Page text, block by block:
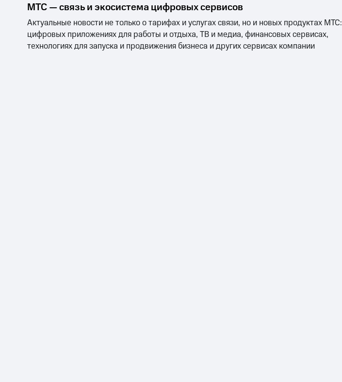
МТС — связь и экосистема цифровых сервисов
Актуальные новости не только о тарифах и услугах связи, но и новых продуктах МТС:
цифровых приложениях для работы и отдыха, ТВ и медиа, финансовых сервисах,
технологиях для запуска и продвижения бизнеса и других сервисах компании